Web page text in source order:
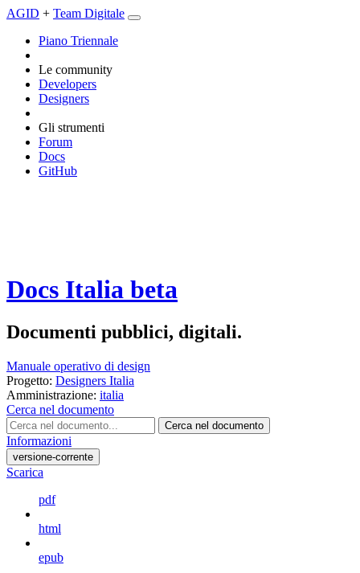
AGID + Team Digitale
Piano Triennale
Le community
Developers
Designers
Gli strumenti
Forum
Docs
GitHub
Docs Italia beta
Documenti pubblici, digitali.
Manuale operativo di design
Progetto: Designers Italia
Amministrazione: italia
Cerca nel documento
Cerca nel documento
Informazioni
versione-corrente
Scarica
pdf
html
epub